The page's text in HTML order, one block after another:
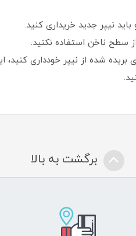
نیپر جدید خریداری کنید.
سطح ناخن استفاده نکنید.
شده از نیپر خودداری
برگشت به بالا